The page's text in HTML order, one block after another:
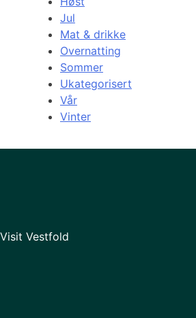
Jul
Mat & drikke
Overnatting
Sommer
Ukategorisert
Vår
Vinter
Visit Vestfold